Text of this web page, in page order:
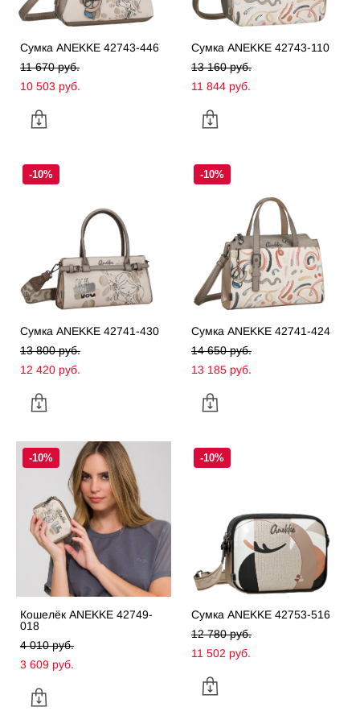
Сумка ANEKKE 42743-446
11 670 pуб.
10 503 pуб.
Сумка ANEKKE 42743-110
13 160 pуб.
11 844 pуб.
-10%
Сумка ANEKKE 42741-430
13 800 pуб.
12 420 pуб.
-10%
Сумка ANEKKE 42741-424
14 650 pуб.
13 185 pуб.
-10%
Кошелёк ANEKKE 42749-
018
4 010 pуб.
3 609 pуб.
-10%
Сумка ANEKKE 42753-516
12 780 pуб.
11 502 pуб.